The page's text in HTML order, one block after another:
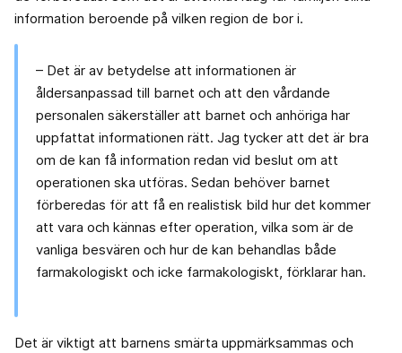
information beroende på vilken region de bor i.
– Det är av betydelse att informationen är
åldersanpassad till barnet och att den vårdande
personalen säkerställer att barnet och anhöriga har
uppfattat informationen rätt. Jag tycker att det är bra
om de kan få information redan vid beslut om att
operationen ska utföras. Sedan behöver barnet
förberedas för att få en realistisk bild hur det kommer
att vara och kännas efter operation, vilka som är de
vanliga besvären och hur de kan behandlas både
farmakologiskt och icke farmakologiskt, förklarar han.
Det är viktigt att barnens smärta uppmärksammas och